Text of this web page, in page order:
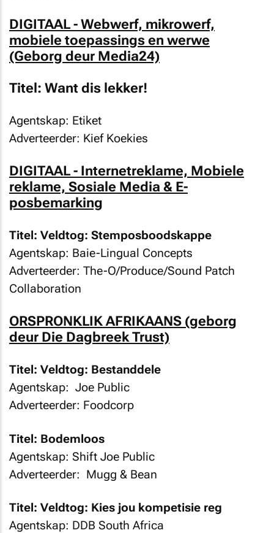
DIGITAAL - Webwerf, mikrowerf,
mobiele toepassings en werwe
(Geborg deur Media24)
Titel: Want dis lekker!
Agentskap: Etiket
Adverteerder: Kief Koekies
DIGITAAL - Internetreklame, Mobiele
reklame, Sosiale Media & E-
posbemarking
Titel: Veldtog: Stemposboodskappe
Agentskap: Baie-Lingual Concepts
Adverteerder: The-O/Produce/Sound Patch
Collaboration
ORSPRONKLIK AFRIKAANS (geborg
deur Die Dagbreek Trust)
Titel: Veldtog: Bestanddele
Agentskap: Joe Public
Adverteerder: Foodcorp
Titel: Bodemloos
Agentskap: Shift Joe Public
Adverteerder: Mugg & Bean
Titel: Veldtog: Kies jou kompetisie reg
Agentskap: DDB South Africa